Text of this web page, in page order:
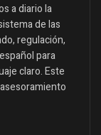
a diario la
de las
regulación,
para
claro. Este